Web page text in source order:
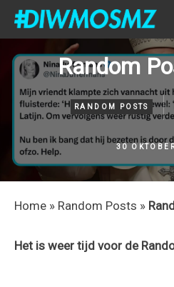
primary
navigation
content
primary
sidebar
footer
Random
RANDOM POSTS
30
Home » Random Posts »
Het is weer tijd voor de